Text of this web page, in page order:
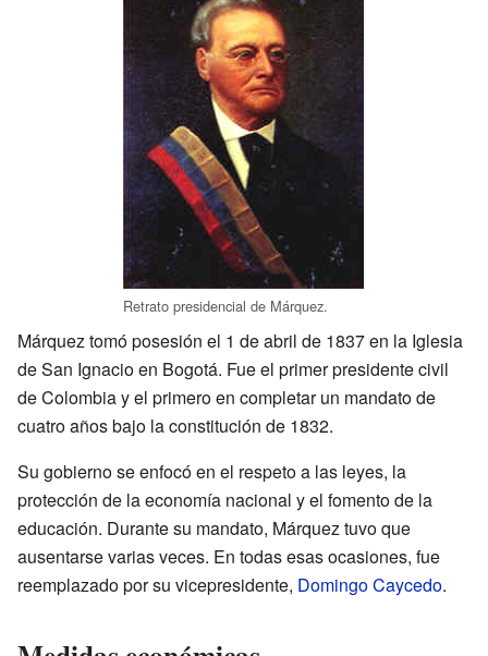
Retrato presidencial de Márquez.
Márquez tomó posesión el 1 de abril de 1837 en la Iglesia
de San Ignacio en Bogotá. Fue el primer presidente civil
de Colombia y el primero en completar un mandato de
cuatro años bajo la constitución de 1832.
Su gobierno se enfocó en el respeto a las leyes, la
protección de la economía nacional y el fomento de la
educación. Durante su mandato, Márquez tuvo que
ausentarse varias veces. En todas esas ocasiones, fue
reemplazado por su vicepresidente, Domingo Caycedo.